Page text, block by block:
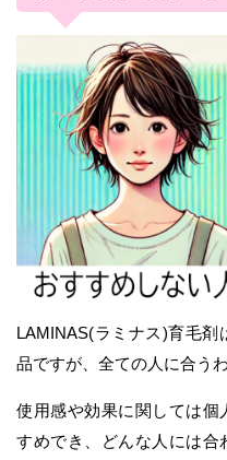
LAMINAS(ラミナス)育毛
品ですが、全ての人に合う
使用感や効果に関しては個
すめでき、どんな人には合